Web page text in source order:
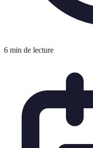
6 min de lecture